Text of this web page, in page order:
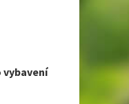
vybavení